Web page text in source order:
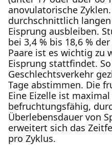
anovulatorische
durchschnittlich
Eisprung ausbleiben.
bei 3,4 % bis 18,6 %
Paare ist es wichtig zu
Eisprung stattfindet.
Geschlechtsverkehr
Tage abstimmen. Die
Eine Eizelle ist
befruchtungsfähig,
Überlebensdauer von
erweitert sich das
pro Zyklus.